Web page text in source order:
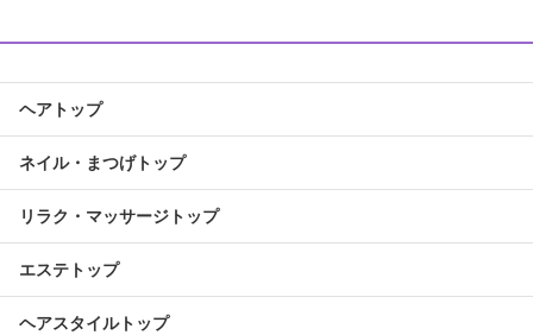
ヘアトップ
ネイル・まつげトップ
リラク・マッサージトップ
エステトップ
ヘアスタイルトップ